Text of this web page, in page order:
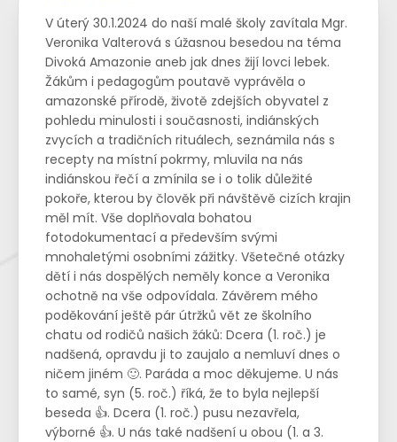
V úterý 30.1.2024 do naší malé školy zavítala Mgr.
Veronika Valterová s úžasnou besedou na téma
Divoká Amazonie aneb jak dnes žijí lovci lebek.
Žákům i pedagogům poutavě vyprávěla o
amazonské přírodě, životě zdejších obyvatel z
pohledu minulosti i současnosti, indiánských
zvycích a tradičních rituálech, seznámila nás s
recepty na místní pokrmy, mluvila na nás
indiánskou řečí a zmínila se i o tolik důležité
pokoře, kterou by člověk při návštěvě cizích krajin
měl mít. Vše doplňovala bohatou
fotodokumentací a především svými
mnohaletými osobními zážitky. Všetečné otázky
dětí i nás dospělých neměly konce a Veronika
ochotně na vše odpovídala. Závěrem mého
poděkování ještě pár útržků vět ze školního
chatu od rodičů našich žáků: Dcera (1. roč.) je
nadšená, opravdu ji to zaujalo a nemluví dnes o
ničem jiném 🙂. Paráda a moc děkujeme. U nás
to samé, syn (5. roč.) říká, že to byla nejlepší
beseda 👍. Dcera (1. roč.) pusu nezavřela,
výborné 👍. U nás také nadšení u obou (1. a 3.